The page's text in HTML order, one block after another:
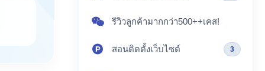
รีวิวลูกค้ามากกว่า500++เคส!
สอนติดตั้งเว็บไซต์ 3